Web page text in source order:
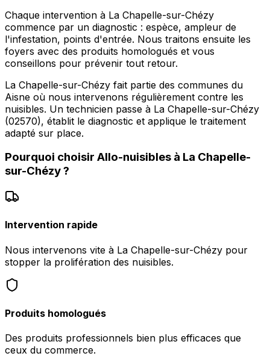
Chaque intervention à La Chapelle-sur-Chézy
commence par un diagnostic : espèce, ampleur de
l'infestation, points d'entrée. Nous traitons ensuite les
foyers avec des produits homologués et vous
conseillons pour prévenir tout retour.
La Chapelle-sur-Chézy fait partie des communes du
Aisne où nous intervenons régulièrement contre les
nuisibles. Un technicien passe à La Chapelle-sur-Chézy
(02570), établit le diagnostic et applique le traitement
adapté sur place.
Pourquoi choisir Allo-nuisibles à La Chapelle-
sur-Chézy?
Intervention rapide
Nous intervenons vite à La Chapelle-sur-Chézy pour
stopper la prolifération des nuisibles.
Produits homologués
Des produits professionnels bien plus efficaces que
ceux du commerce.